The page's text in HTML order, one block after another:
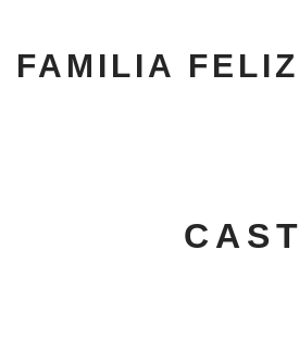
FAMILIA FELIZ
CAST